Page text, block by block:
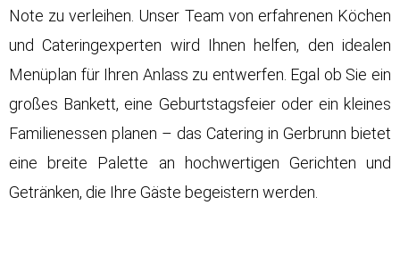
Note zu verleihen. Unser Team von erfahrenen Köchen
und Cateringexperten wird Ihnen helfen, den idealen
Menüplan für Ihren Anlass zu entwerfen. Egal ob Sie ein
großes Bankett, eine Geburtstagsfeier oder ein kleines
Familienessen planen – das Catering in Gerbrunn bietet
eine breite Palette an hochwertigen Gerichten und
Getränken, die Ihre Gäste begeistern werden.